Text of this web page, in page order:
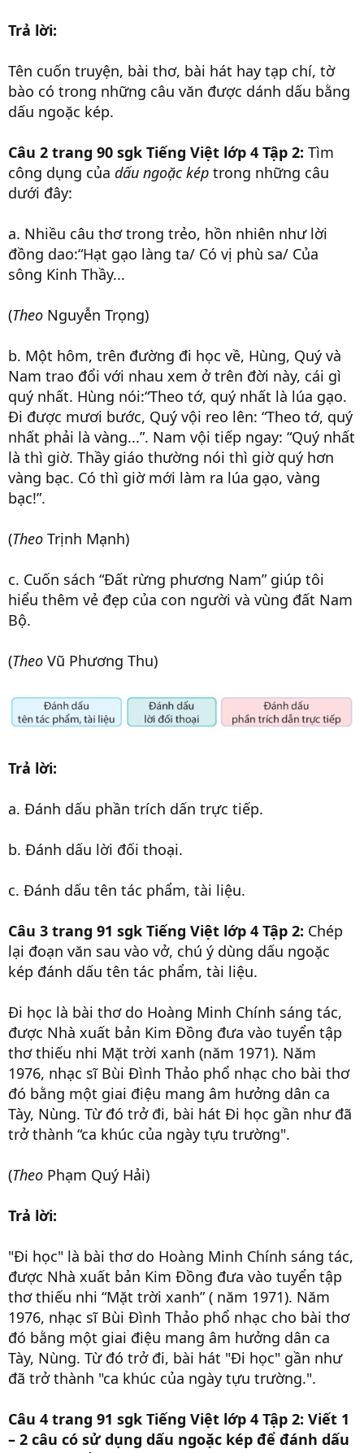
Trả lời:
Tên cuốn truyện, bài thơ, bài hát hay tạp chí, tờ
bào có trong những câu văn được dánh dấu bằng
dấu ngoặc kép.
Câu 2 trang 90 sgk Tiếng Việt lớp 4 Tập 2: Tìm
công dụng của dấu ngoặc kép trong những câu
dưới đây:
a. Nhiều câu thơ trong trẻo, hồn nhiên như lời
đồng dao:“Hạt gạo làng ta/ Có vị phù sa/ Của
sông Kinh Thầy...
(Theo Nguyễn Trọng)
b. Một hôm, trên đường đi học về, Hùng, Quý và
Nam trao đổi với nhau xem ở trên đời này, cái gì
quý nhất. Hùng nói:“Theo tớ, quý nhất là lúa gạo.
Đi được mươi bước, Quý vội reo lên: “Theo tớ, quý
nhất phải là vàng...”. Nam vội tiếp ngay: “Quý nhất
là thì giờ. Thầy giáo thường nói thì giờ quý hơn
vàng bạc. Có thì giờ mới làm ra lúa gạo, vàng
bạc!”.
(Theo Trịnh Mạnh)
c. Cuốn sách “Đất rừng phương Nam” giúp tôi
hiểu thêm vẻ đẹp của con người và vùng đất Nam
Bộ.
(Theo Vũ Phương Thu)
Trả lời:
a. Đánh dấu phần trích dấn trực tiếp.
b. Đánh dấu lời đối thoại.
c. Đánh dấu tên tác phẩm, tài liệu.
Câu 3 trang 91 sgk Tiếng Việt lớp 4 Tập 2: Chép
lại đoạn văn sau vào vở, chú ý dùng dấu ngoặc
kép đánh dấu tên tác phẩm, tài liệu.
Đi học là bài thơ do Hoàng Minh Chính sáng tác,
được Nhà xuất bản Kim Đồng đưa vào tuyển tập
thơ thiếu nhi Mặt trời xanh (năm 1971). Năm
1976, nhạc sĩ Bùi Đình Thảo phổ nhạc cho bài thơ
đó bằng một giai điệu mang âm hưởng dân ca
Tày, Nùng. Từ đó trở đi, bài hát Đi học gần như đã
trở thành “ca khúc của ngày tựu trường".
(Theo Phạm Quý Hải)
Trả lời:
"Đi học" là bài thơ do Hoàng Minh Chính sáng tác,
được Nhà xuất bản Kim Đồng đưa vào tuyển tập
thơ thiếu nhi “Mặt trời xanh” ( năm 1971). Năm
1976, nhạc sĩ Bùi Đình Thảo phổ nhạc cho bài thơ
đó bằng một giai điệu mang âm hưởng dân ca
Tày, Nùng. Từ đó trở đi, bài hát "Đi học" gần như
đã trở thành "ca khúc của ngày tựu trường.".
Câu 4 trang 91 sgk Tiếng Việt lớp 4 Tập 2: Viết 1
– 2 câu có sử dụng dấu ngoặc kép để đánh dấu